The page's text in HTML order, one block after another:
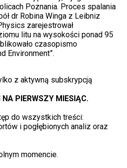
Poznania. Proces spalania
dr Robina Winga z Leibniz
zarejestrował
litu na wysokości ponad 95
czasopismo
Environment”.
z aktywną subskrypcją
PIERWSZY MIESIĄC.
do wszystkich treści:
i pogłębionych analiz oraz
momencie.